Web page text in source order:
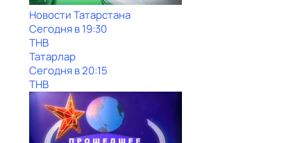
Новости Татарстана
Сегодня в 19:30
ТНВ
Татарлар
Сегодня в 20:15
ТНВ